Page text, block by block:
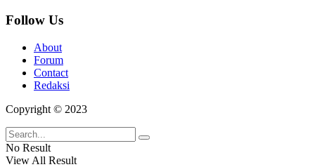
Follow Us
About
Forum
Contact
Redaksi
Copyright © 2023
No Result
View All Result